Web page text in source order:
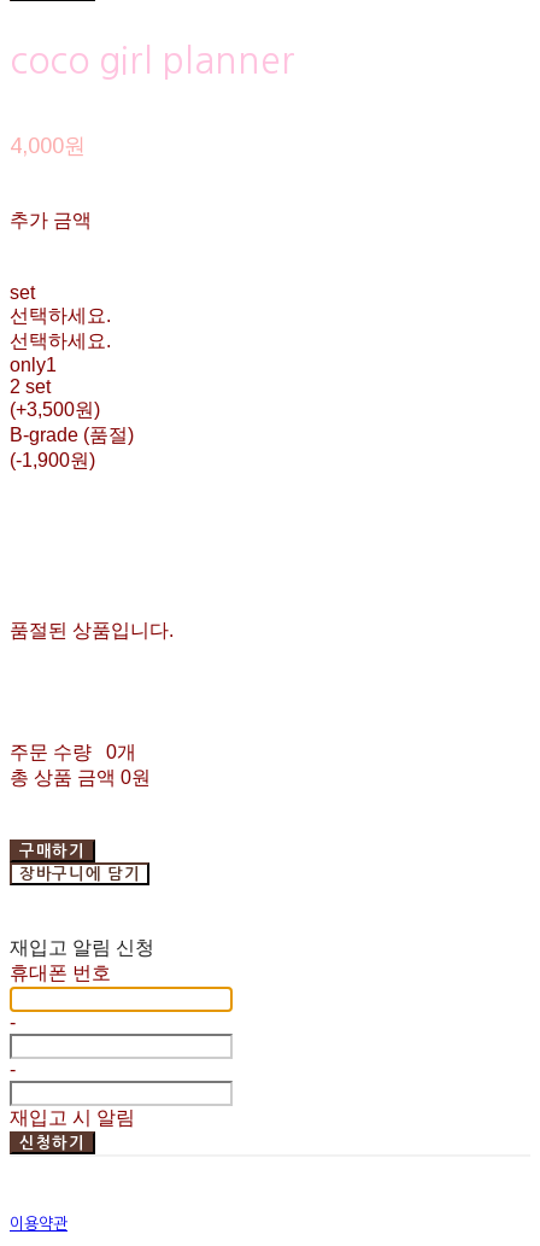
coco girl planner
4,000원
추가 금액
set
선택하세요.
선택하세요.
only1
2 set
(+3,500원)
B-grade (품절)
(-1,900원)
품절된 상품입니다.
주문 수량
0개
총 상품 금액 0원
구매하기
장바구니에 담기
재입고 알림 신청
휴대폰 번호
-
-
재입고 시 알림
신청하기
이용약관